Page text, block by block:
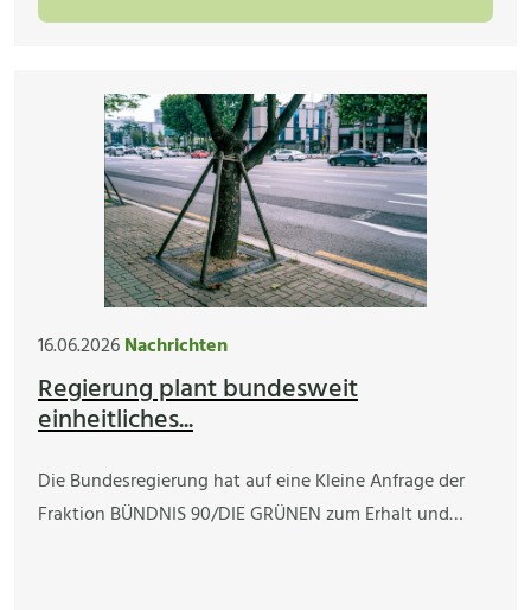
16.06.2026Nachrichten
Regierung plant bundesweit
einheitliches...
Die Bundesregierung hat auf eine Kleine Anfrage der
Fraktion BÜNDNIS 90/DIE GRÜNEN zum Erhalt und…